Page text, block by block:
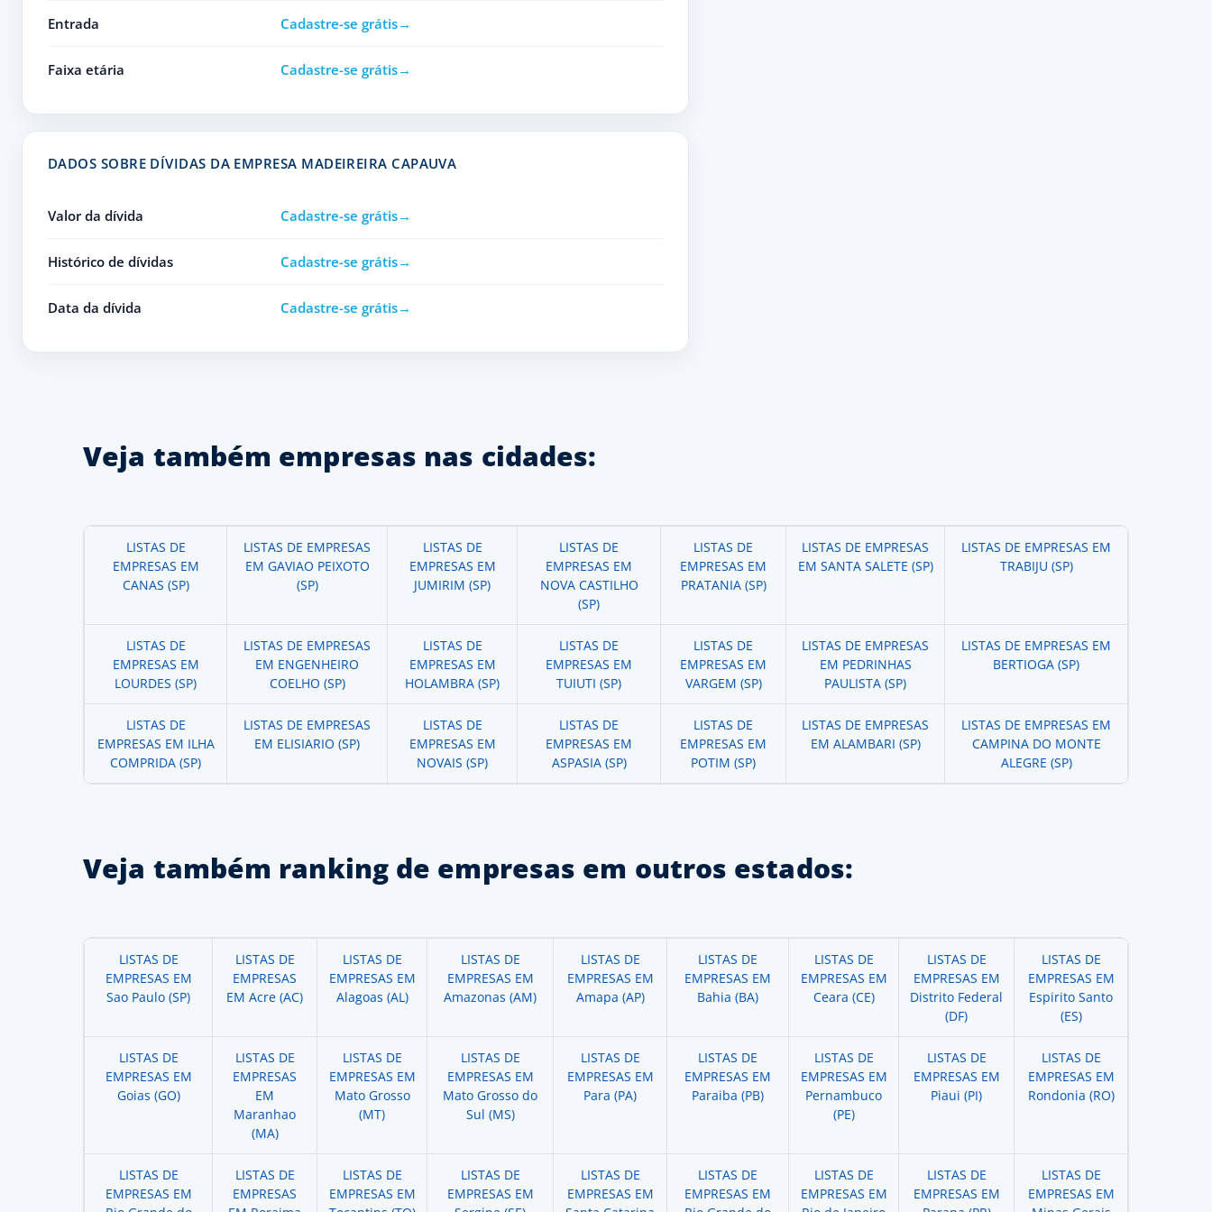
Entrada Cadastre-se grátis
Faixa etária Cadastre-se grátis
DADOS SOBRE DÍVIDAS DA EMPRESA MADEIREIRA CAPAUVA
Valor da dívida Cadastre-se grátis
Histórico de dívidas Cadastre-se grátis
Data da dívida Cadastre-se grátis
Veja também empresas nas cidades:
LISTAS DE
EMPRESAS EM
CANAS (SP)
LISTAS DE EMPRESAS
EM GAVIAO PEIXOTO
(SP)
LISTAS DE
EMPRESAS EM
JUMIRIM (SP)
LISTAS DE
EMPRESAS EM
NOVA CASTILHO
(SP)
LISTAS DE
EMPRESAS EM
PRATANIA (SP)
LISTAS DE EMPRESAS
EM SANTA SALETE (SP)
LISTAS DE EMPRESAS EM
TRABIJU (SP)
LISTAS DE
EMPRESAS EM
LOURDES (SP)
LISTAS DE EMPRESAS
EM ENGENHEIRO
COELHO (SP)
LISTAS DE
EMPRESAS EM
HOLAMBRA (SP)
LISTAS DE
EMPRESAS EM
TUIUTI (SP)
LISTAS DE
EMPRESAS EM
VARGEM (SP)
LISTAS DE EMPRESAS
EM PEDRINHAS
PAULISTA (SP)
LISTAS DE EMPRESAS EM
BERTIOGA (SP)
LISTAS DE
EMPRESAS EM ILHA
COMPRIDA (SP)
LISTAS DE EMPRESAS
EM ELISIARIO (SP)
LISTAS DE
EMPRESAS EM
NOVAIS (SP)
LISTAS DE
EMPRESAS EM
ASPASIA (SP)
LISTAS DE
EMPRESAS EM
POTIM (SP)
LISTAS DE EMPRESAS
EM ALAMBARI (SP)
LISTAS DE EMPRESAS EM
CAMPINA DO MONTE
ALEGRE (SP)
Veja também ranking de empresas em outros estados:
LISTAS DE
EMPRESAS EM
Sao Paulo (SP)
LISTAS DE
EMPRESAS
EM Acre (AC)
LISTAS DE
EMPRESAS EM
Alagoas (AL)
LISTAS DE
EMPRESAS EM
Amazonas (AM)
LISTAS DE
EMPRESAS EM
Amapa (AP)
LISTAS DE
EMPRESAS EM
Bahia (BA)
LISTAS DE
EMPRESAS EM
Ceara (CE)
LISTAS DE
EMPRESAS EM
Distrito Federal
(DF)
LISTAS DE
EMPRESAS EM
Espirito Santo
(ES)
LISTAS DE
EMPRESAS EM
Goias (GO)
LISTAS DE
EMPRESAS
EM
Maranhao
(MA)
LISTAS DE
EMPRESAS EM
Mato Grosso
(MT)
LISTAS DE
EMPRESAS EM
Mato Grosso do
Sul (MS)
LISTAS DE
EMPRESAS EM
Para (PA)
LISTAS DE
EMPRESAS EM
Paraiba (PB)
LISTAS DE
EMPRESAS EM
Pernambuco
(PE)
LISTAS DE
EMPRESAS EM
Piaui (PI)
LISTAS DE
EMPRESAS EM
Rondonia (RO)
LISTAS DE
EMPRESAS EM
LISTAS DE
EMPRESAS
LISTAS DE
EMPRESAS EM
LISTAS DE
EMPRESAS EM
LISTAS DE
EMPRESAS EM
LISTAS DE
EMPRESAS EM
LISTAS DE
EMPRESAS EM
LISTAS DE
EMPRESAS EM
LISTAS DE
EMPRESAS EM